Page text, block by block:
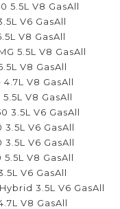
5.5L V8 GasAll
V6 GasAll
V8 GasAll
5.5L V8 GasAll
V8 GasAll
V8 GasAll
V8 GasAll
3.5L V6 GasAll
V6 GasAll
V6 GasAll
V8 GasAll
V6 GasAll
3.5L V6 GasAll
V8 GasAll